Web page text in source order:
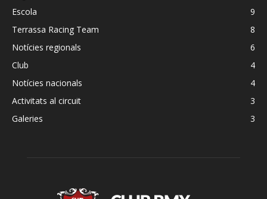
Escola
9
Terrassa Racing Team
8
Notícies regionals
6
Club
4
Notícies nacionals
4
Activitats al circuit
3
Galeries
3